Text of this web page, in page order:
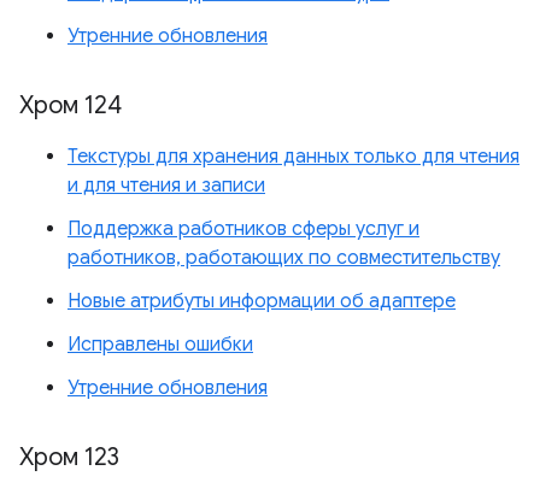
Утренние обновления
Хром 124
Текстуры для хранения данных только для чтения
и для чтения и записи
Поддержка работников сферы услуг и
работников, работающих по совместительству
Новые атрибуты информации об адаптере
Исправлены ошибки
Утренние обновления
Хром 123